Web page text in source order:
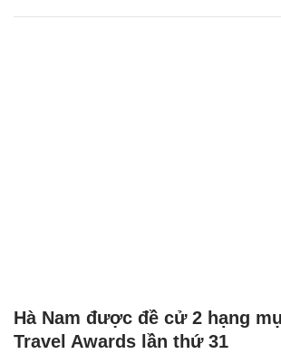
Hà Nam được đề cử 2 hạng
Travel Awards lần thứ 31